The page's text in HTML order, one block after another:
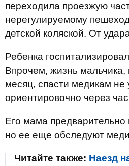
переходила проезжую
нерегулируемому
детской коляской. От
Ребенка
Впрочем, жизнь мальчика,
месяц, спасти медикам не
ориентировочно через
Его мама предварительно
но ее еще обследуют
Читайте также: Наезд